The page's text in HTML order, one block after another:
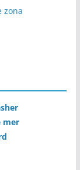
zona
mer